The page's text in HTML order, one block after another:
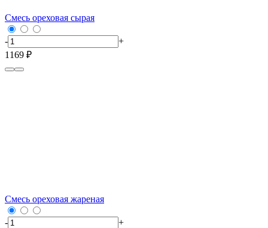
Смесь ореховая сырая
-
+
1169 ₽
Смесь ореховая жареная
-
+